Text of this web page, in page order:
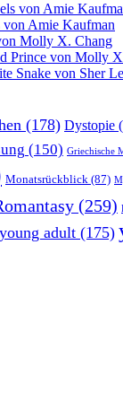
von Amie
von Amie Kaufman
Molly X. Chang
Prince von Molly
Snake von Sher
(178) Dystopie
(150) Griechische
Monatsrückblick (87)
(259)
young adult (175)